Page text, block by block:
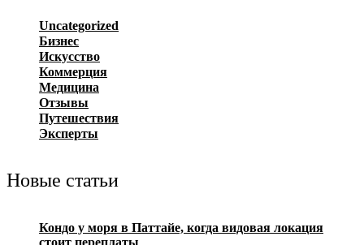
Uncategorized
Бизнес
Искусство
Коммерция
Медицина
Отзывы
Путешествия
Эксперты
Новые статьи
Кондо у моря в Паттайе, когда видовая локация